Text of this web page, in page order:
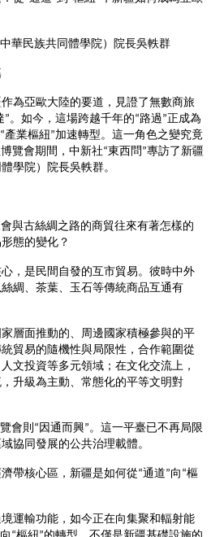
華民族共同體學院）院長吳軼群
為亞歐大陸的要道，見證了無數商旅
” 。如今，這場跨越千年的“路過”正成為
“產業樞紐”加速轉型。這一角色之變究竟
覽會期間，中新社“東西問 ”專訪了新疆
學院）院長吳軼群。
與古絲綢之路的商貿往來有著怎樣的
態的變化？
，是民間自發的互市貿易。彼時中外
綢、茶葉、玉石等傳統商品互通有
層面推動的、周邊國家積極參與的平
貿易的隨機性與局限性，合作範圍從
文投資等多元領域；在文化交流上，
升級為主動、常態化的平等文明對
會則 “ 因通而興” 。這一平臺已不再局限
協同發展的公共治理載體。
帶核心區，新疆是如何從“通道”向 “樞
運輸功能，如今正在向集聚和輻射能